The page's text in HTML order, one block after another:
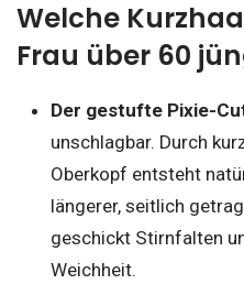
Welche
Frau über 60
Der gestufte Pixie-
unschlagbar. Durch
Oberkopf entsteht
längerer, seitlich
geschickt Stirnfalten
Weichheit.